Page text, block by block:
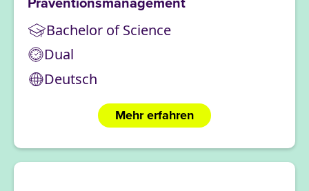
Präventionsmanagement
Bachelor of Science
Dual
Deutsch
Mehr erfahren